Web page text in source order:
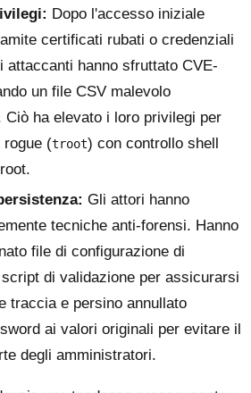
Dopo l'accesso iniziale
certificati rubati o credenziali
attaccanti hanno sfruttato CVE-
un file CSV malevolo
Ciò ha elevato i loro privilegi per
rogue (troot) con controllo shell
Gli attori hanno
tecniche anti-forensi. Hanno
file di configurazione di
di validazione per assicurarsi
traccia e persino annullato
ai valori originali per evitare il
degli amministratori.